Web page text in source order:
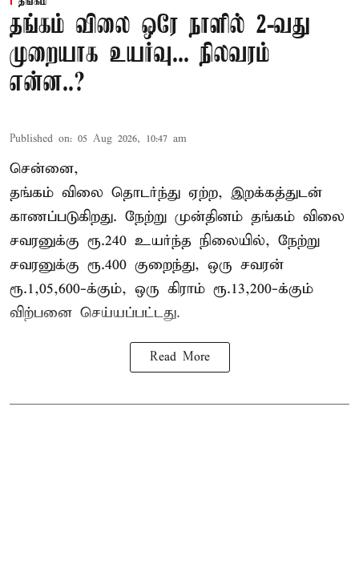
தங்கம் விலை ஒரே நாளில் 2-வது
முறையாக உயர்வு... நிலவரம்
என்ன..?
Published on: 05 Aug 2026, 10:47 am
சென்னை,
தங்கம் விலை தொடர்ந்து ஏற்ற, இறக்கத்துடன்
காணப்படுகிறது. நேற்று முன்தினம் தங்கம் விலை
சவரனுக்கு ரூ.240 உயர்ந்த நிலையில், நேற்று
சவரனுக்கு ரூ.400 குறைந்து, ஒரு சவரன்
ரூ.1,05,600-க்கும், ஒரு கிராம் ரூ.13,200-க்கும்
விற்பனை செய்யப்பட்டது.
Read More